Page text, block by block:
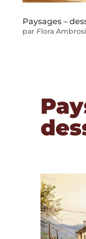
Paysages –
par Flora